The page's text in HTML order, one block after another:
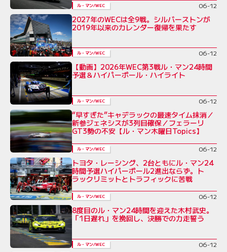
ル・マン/WEC 06-12
2027年のWECは全9戦。シルバーストンが
2019年以来のカレンダー復帰を果たす
ル・マン/WEC 06-12
【動画】2026年WEC第3戦ル・マン24時間
予選＆ハイパーポール・ハイライト
ル・マン/WEC 06-12
“早すぎた”キャデラックの最速タイム抹消／
新参ジェネシスが3列目確保／フェラーリ
GT3勢の不安【ル・マン木曜日Topics】
ル・マン/WEC 06-12
トヨタ・レーシング、2台ともにル・マン24
時間予選ハイパーポール2進出ならず。ト
ラックリミットとトラフィックに苦戦
ル・マン/WEC 06-12
8度目のル・マン24時間を迎えた木村武史。
「1日遅れ」を挽回し、決勝での力走誓う
ル・マン/WEC 06-12